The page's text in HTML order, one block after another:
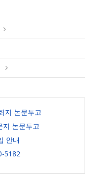
지 논문투고
지 논문투고
안내
5182